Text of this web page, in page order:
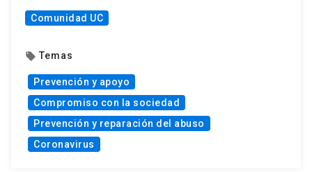
Comunidad UC
local_offer Temas
Prevención y apoyo
Compromiso con la sociedad
Prevención y reparación del abuso
Coronavirus